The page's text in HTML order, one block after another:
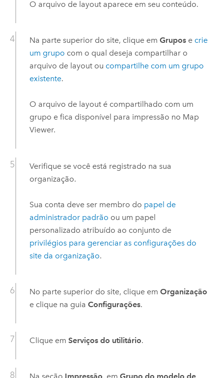
O arquivo de layout aparece em seu conteúdo.
Na parte superior do site, clique em Grupose crie
um grupo com o qual deseja compartilhar o
arquivo de layout ou compartilhe com um grupo
existente.
O arquivo de layout é compartilhado com um
grupo e fica disponível para impressão no Map
Viewer.
Verifique se você está registrado na sua
organização.
Sua conta deve ser membro do papel de
administrador padrão ou um papel
personalizado atribuído ao conjunto de
privilégios para gerenciar as configurações do
site da organização.
No parte superior do site, clique em Organização
e clique na guia Configurações.
Clique em Serviços do utilitário.